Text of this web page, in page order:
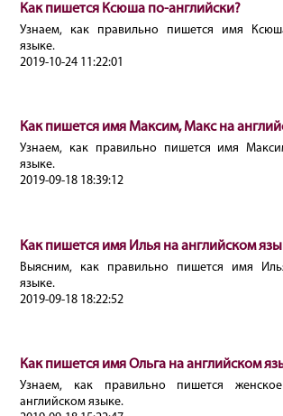
Как пишется Ксюша по-английски?
Узнаем, как правильно пишется имя
языке.
2019-10-24 11:22:01
Как пишется имя Максим, Макс на
Узнаем, как правильно пишется имя
языке.
2019-09-18 18:39:12
Как пишется имя Илья на английском
Выясним, как правильно пишется имя
языке.
2019-09-18 18:22:52
Как пишется имя Ольга на английском
Узнаем, как правильно пишется
английском языке.